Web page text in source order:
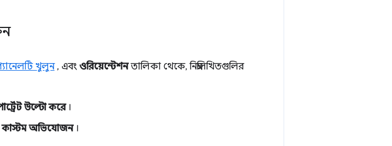
খুলুন, এবং ওরিয়েন্টেশনতালিকা থেকে, নিম্নলিখিতগুলির
উল্টো করে।
কাস্টম অভিযোজন।